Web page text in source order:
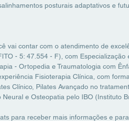
posturais adaptativos e
vai contar com o atendimento de
- 5: 47.554 - F), com
- Ortopedia e Traumatologia com
Fisioterapia Clínica, com
Clínico, Pilates Avançado no
Neural e Osteopatia pelo IBO (Instituto
para receber mais informações e